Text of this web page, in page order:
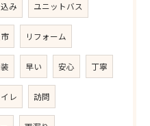
み ユニットバス
リフォーム
早い 安心 丁寧
イレ 訪問